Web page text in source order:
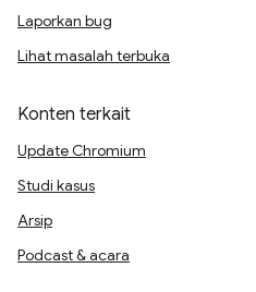
Laporkan bug
Lihat masalah terbuka
Konten terkait
Update Chromium
Studi kasus
Arsip
Podcast & acara